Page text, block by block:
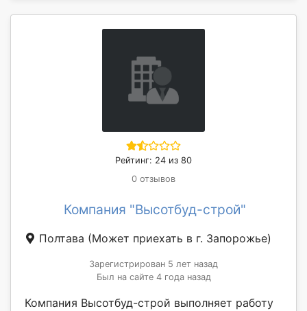
Рейтинг: 24 из 80
0 отзывов
Компания "Высотбуд-строй"
Полтава (Может приехать в г. Запорожье)
Зарегистрирован 5 лет назад
Был на сайте 4 года назад
Компания Высотбуд-строй выполняет работу